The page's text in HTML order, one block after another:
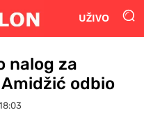
UŽIVO
nalog za
odbio